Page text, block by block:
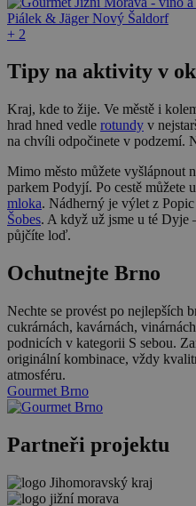
+ 2
Tipy na aktivity v
Kraj, kde to žije. Ve městě i
hrad hned vedle rotundy v
na chvíli odpočinete v podzemí.
Mimo město můžete vyšlápnout
parkem Podyjí. Po cestě můžete
mloka. Nádherný je výlet z
Šobes. A když už jsme u té Dyje
půjčíte loď.
Ochutnejte Brno
Nechte se provést po nejlepších
cukrárnách, kavárnách,
podnicích v kategorii S sebou.
originální kombinace, vždy
atmosféru.
Gourmet Brno
Partneři projektu